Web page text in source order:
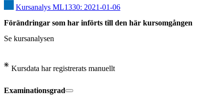
Kursanalys ML1330: 2021-01-06
Förändringar som har införts till den här kursomgången
Se kursanalysen
Kursdata har registrerats manuellt
Examinationsgrad